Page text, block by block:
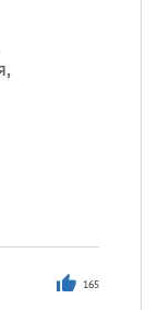
165
именины